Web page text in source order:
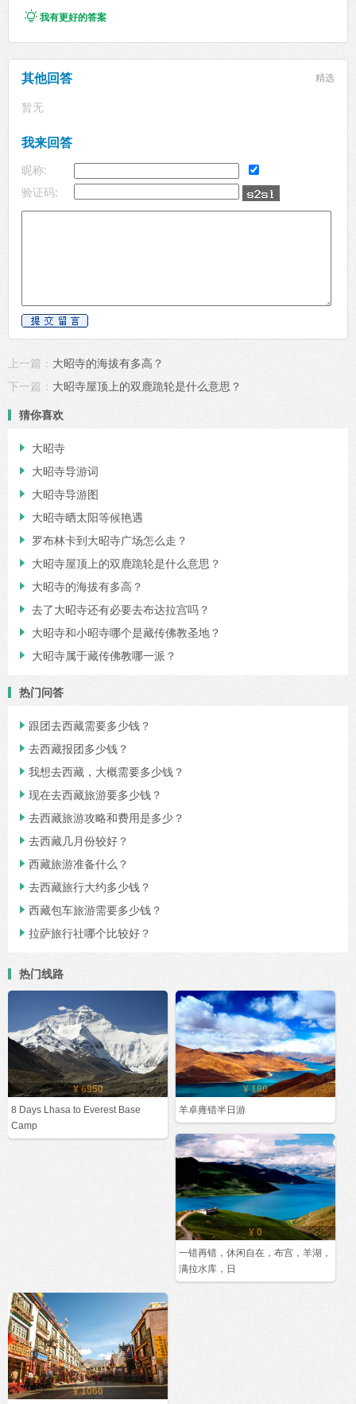
我有更好的答案
其他回答 精选
暂无
我来回答
昵称:
验证码:
上一篇： 大昭寺的海拔有多高？
下一篇： 大昭寺屋顶上的双鹿跪轮是什么意思？
猜你喜欢
 大昭寺
 大昭寺导游词
 大昭寺导游图
 大昭寺晒太阳等候艳遇
 罗布林卡到大昭寺广场怎么走？
 大昭寺屋顶上的双鹿跪轮是什么意思？
 大昭寺的海拔有多高？
 去了大昭寺还有必要去布达拉宫吗？
 大昭寺和小昭寺哪个是藏传佛教圣地？
 大昭寺属于藏传佛教哪一派？
热门问答
 跟团去西藏需要多少钱？
 去西藏报团多少钱？
 我想去西藏，大概需要多少钱？
 现在去西藏旅游要多少钱？
 去西藏旅游攻略和费用是多少？
 去西藏几月份较好？
 西藏旅游准备什么？
 去西藏旅行大约多少钱？
 西藏包车旅游需要多少钱？
 拉萨旅行社哪个比较好？
热门线路
¥ 6950
8 Days Lhasa to Everest Base
Camp
¥ 180
羊卓雍错半日游
¥ 0
一错再错，休闲自在，布宫，羊湖，
满拉水库，日
¥ 1060